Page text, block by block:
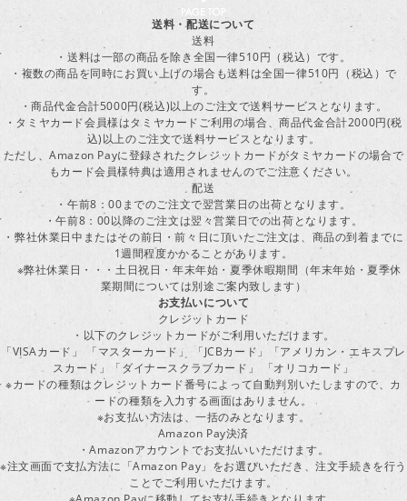
送料・配送について
送料
・送料は一部の商品を除き全国一律510円（税込）です。
・複数の商品を同時にお買い上げの場合も送料は全国一律510円（税込）で
す。
・商品代金合計5000円(税込)以上のご注文で送料サービスとなります。
・タミヤカード会員様はタミヤカードご利用の場合、商品代金合計2000円(税
込)以上のご注文で送料サービスとなります。
ただし、Amazon Payに登録されたクレジットカードがタミヤカードの場合で
もカード会員様特典は適用されませんのでご注意ください。
配送
・午前8：00までのご注文で翌営業日の出荷となります。
・午前8：00以降のご注文は翌々営業日での出荷となります。
・弊社休業日中またはその前日・前々日に頂いたご注文は、商品の到着までに
1週間程度かかることがあります。
※弊社休業日・・・土日祝日・年末年始・夏季休暇期間（年末年始・夏季休
業期間については別途ご案内致します）
お支払いについて
クレジットカード
・以下のクレジットカードがご利用いただけます。
「VISAカード」 「マスターカード」 「JCBカード」「アメリカン・エキスプレ
スカード」「ダイナースクラブカード」 「オリコカード」
※カードの種類はクレジットカード番号によって自動判別いたしますので、カ
ードの種類を入力する画面はありません。
※お支払い方法は、一括のみとなります。
Amazon Pay決済
・Amazonアカウントでお支払いいただけます。
※注文画面で支払方法に「Amazon Pay」をお選びいただき、注文手続きを行う
ことでご利用いただけます。